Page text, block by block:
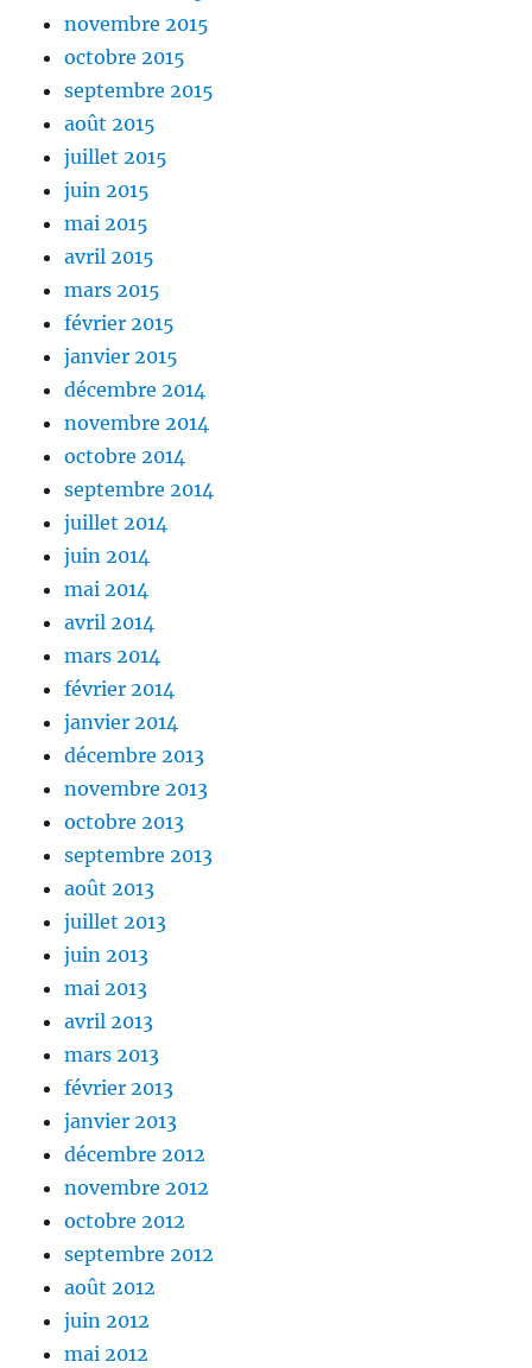
novembre 2015
octobre 2015
septembre 2015
août 2015
juillet 2015
juin 2015
mai 2015
avril 2015
mars 2015
février 2015
janvier 2015
décembre 2014
novembre 2014
octobre 2014
septembre 2014
juillet 2014
juin 2014
mai 2014
avril 2014
mars 2014
février 2014
janvier 2014
décembre 2013
novembre 2013
octobre 2013
septembre 2013
août 2013
juillet 2013
juin 2013
mai 2013
avril 2013
mars 2013
février 2013
janvier 2013
décembre 2012
novembre 2012
octobre 2012
septembre 2012
août 2012
juin 2012
mai 2012